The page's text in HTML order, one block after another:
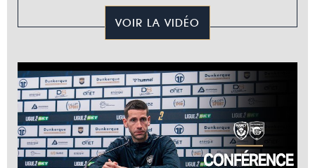
VOIR LA VIDÉO